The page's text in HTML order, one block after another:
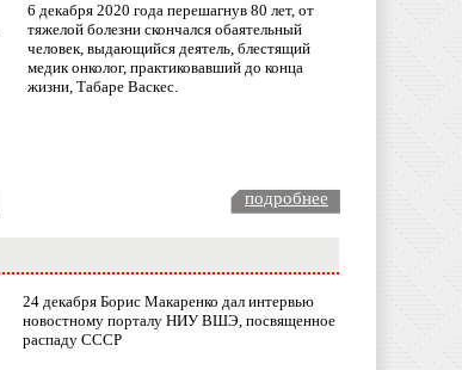
6 декабря 2020 года перешагнув 80 лет, от
тяжелой болезни скончался обаятельный
человек, выдающийся деятель, блестящий
медик онколог, практиковавший до конца
жизни, Табаре Васкес.
подробнее
24 декабря Борис Макаренко дал интервью
новостному порталу НИУ ВШЭ, посвященное
распаду СССР